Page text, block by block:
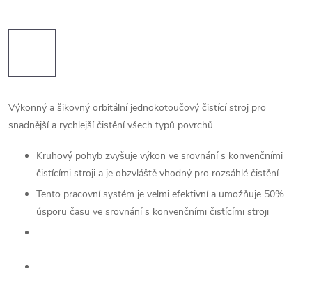
Výkonný a šikovný orbitální jednokotoučový čistící stroj pro
snadnější a rychlejší čistění všech typů povrchů.
Kruhový pohyb zvyšuje výkon ve srovnání s konvenčními
čistícími stroji a je obzvláště vhodný pro rozsáhlé čistění
Tento pracovní systém je velmi efektivní a umožňuje 50%
úsporu času ve srovnání s konvenčními čistícími stroji